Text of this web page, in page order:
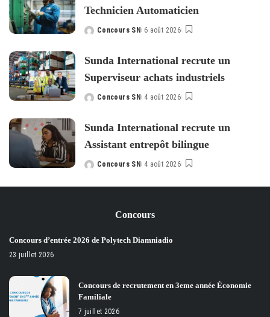
Technicien Automaticien
Posted
Concours SN 6 août 2026
Sunda International recrute un
Superviseur achats industriels
Posted
Concours SN 4 août 2026
Sunda International recrute un
Assistant entrepôt bilingue
Posted
Concours SN 4 août 2026
Concours
Concours d’entrée 2026 de Polytech Diamniadio
23 juillet 2026
Concours de recrutement en 3eme année Économie
Familiale
7 juillet 2026